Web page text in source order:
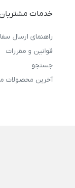
خدمات
راهنمای ارسال
قوانین و مقررات
جستجو
آخرین محصولات